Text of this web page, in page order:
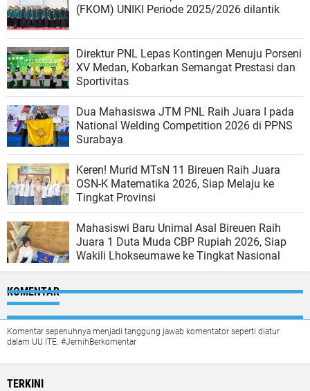
(FKOM) UNIKI Periode 2025/2026 dilantik
Direktur PNL Lepas Kontingen Menuju Porseni
XV Medan, Kobarkan Semangat Prestasi dan
Sportivitas
Dua Mahasiswa JTM PNL Raih Juara I pada
National Welding Competition 2026 di PPNS
Surabaya
Keren! Murid MTsN 11 Bireuen Raih Juara
OSN-K Matematika 2026, Siap Melaju ke
Tingkat Provinsi
Mahasiswi Baru Unimal Asal Bireuen Raih
Juara 1 Duta Muda CBP Rupiah 2026, Siap
Wakili Lhokseumawe ke Tingkat Nasional
KOMENTAR
Komentar sepenuhnya menjadi tanggung jawab komentator seperti diatur
dalam UU ITE. #JernihBerkomentar
TERKINI